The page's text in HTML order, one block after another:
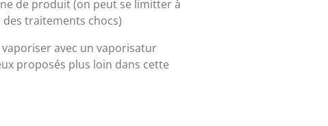
de produit (on peut se limitter à
traitements chocs)
avec un vaporisatur
proposés plus loin dans cette